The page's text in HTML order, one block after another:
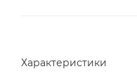
Характеристики